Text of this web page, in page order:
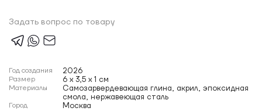
Задать вопрос по товару
Год создания 2026
Размер 6 x 3,5 x 1 см
Материалы
Самозарвердевающая глина, акрил, эпоксидная
смола, нержавеющая сталь
Город Москва